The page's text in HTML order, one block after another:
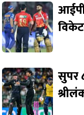
सुपर